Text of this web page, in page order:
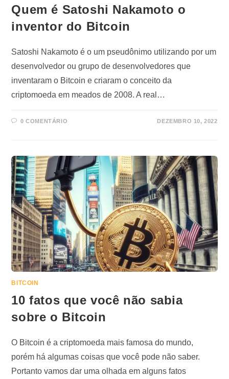
Quem é Satoshi Nakamoto o
inventor do Bitcoin
Satoshi Nakamoto é o um pseudônimo utilizando por um
desenvolvedor ou grupo de desenvolvedores que
inventaram o Bitcoin e criaram o conceito da
criptomoeda em meados de 2008. A real…
0 COMENTÁRIO DEZEMBRO 10, 2022
BITCOIN
10 fatos que você não sabia
sobre o Bitcoin
O Bitcoin é a criptomoeda mais famosa do mundo,
porém há algumas coisas que você pode não saber.
Portanto vamos dar uma olhada em alguns fatos